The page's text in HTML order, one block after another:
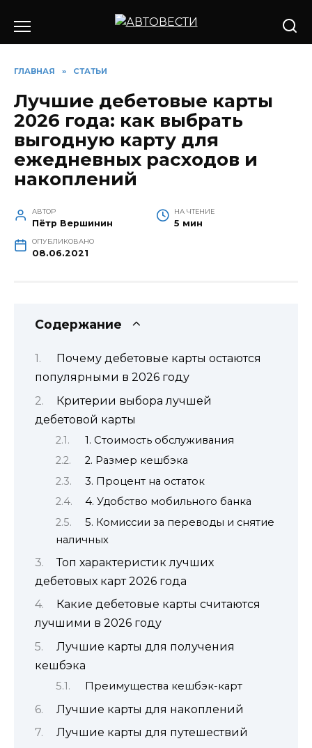
содержанию
ГЛАВНАЯ » СТАТЬИ
Лучшие дебетовые карты
2026 года: как выбрать
выгодную карту для
ежедневных расходов и
накоплений
АВТОР
Пётр Вершинин
НА ЧТЕНИЕ
5 мин
ОПУБЛИКОВАНО
08.06.2021
Содержание
Почему дебетовые карты остаются
популярными в 2026 году
Критерии выбора лучшей
дебетовой карты
1. Стоимость обслуживания
2. Размер кешбэка
3. Процент на остаток
4. Удобство мобильного банка
5. Комиссии за переводы и снятие
наличных
Топ характеристик лучших
дебетовых карт 2026 года
Какие дебетовые карты считаются
лучшими в 2026 году
Лучшие карты для получения
кешбэка
Преимущества кешбэк-карт
Лучшие карты для накоплений
Лучшие карты для путешествий